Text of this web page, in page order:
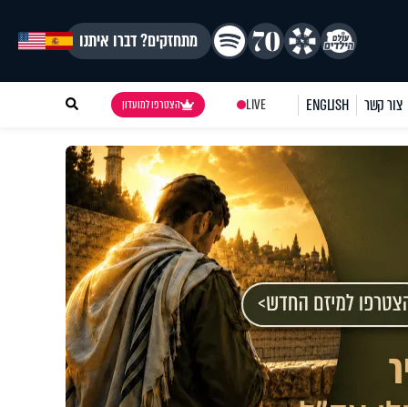
מתחזקים? דברו איתנו
צור קשר ENGLISH
LIVE הצטרפו למועדון